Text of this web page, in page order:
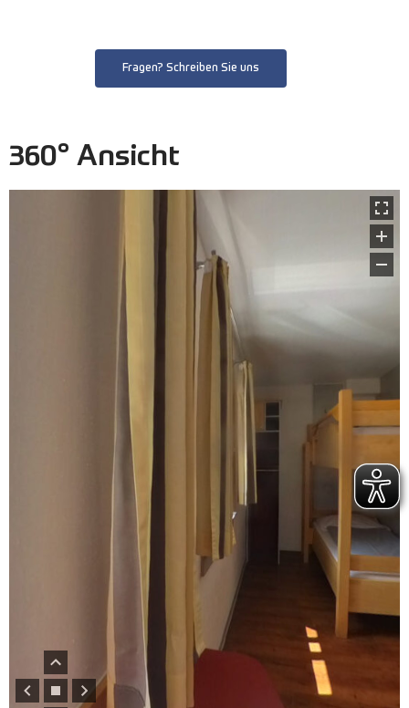
Fragen? Schreiben Sie uns
360° Ansicht